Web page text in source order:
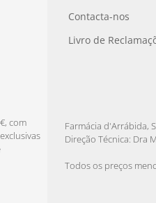
Contacta-nos
Livro de
com
Farmácia d'Arrábida,
Direção Técnica: Dra
Todos os preços